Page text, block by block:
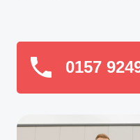
0157